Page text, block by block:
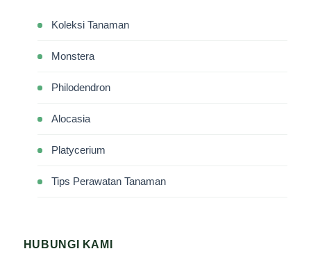
Koleksi Tanaman
Monstera
Philodendron
Alocasia
Platycerium
Tips Perawatan Tanaman
HUBUNGI KAMI